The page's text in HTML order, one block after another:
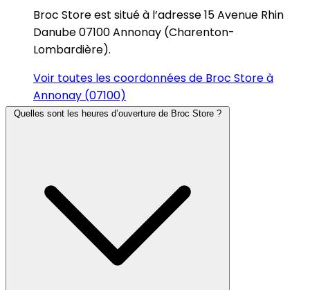
Broc Store est situé à l’adresse 15 Avenue Rhin
Danube 07100 Annonay (Charenton-
Lombardière).
Voir toutes les coordonnées de Broc Store à
Annonay (07100)
Quelles sont les heures d’ouverture de Broc Store ?